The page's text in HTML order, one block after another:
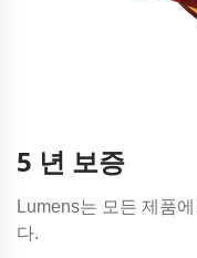
5 년 보증
Lumens는 모든 제품에
다.